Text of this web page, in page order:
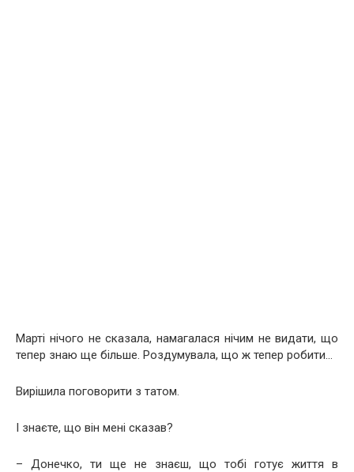
Марті нічого не сказала, намагалася нічим не видати, що
тепер знаю ще більше. Роздумувала, що ж тепер робити…
Вирішила поговорити з татом.
І знаєте, що він мені сказав?
– Донечко, ти ще не знаєш, що тобі готує життя в